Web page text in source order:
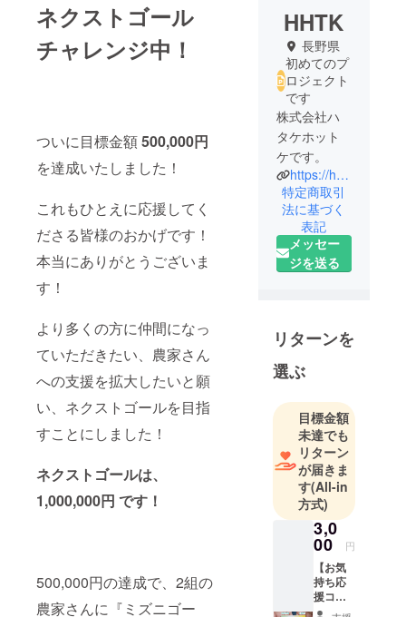
ネクストゴール
チャレンジ中！
ついに目標金額500,000円
を達成いたしました！
これもひとえに応援してく
ださる皆様のおかげです！
本当にありがとうございま
す！
より多くの方に仲間になっ
ていただきたい、農家さん
への支援を拡大したいと願
い、ネクストゴールを目指
すことにしました！
ネクストゴールは、
1,000,000円 です！
500,000円の達成で、2組の
農家さんに『ミズニゴー
HHTK
長野県
初めてのプ
ロジェクト
です
株式会社ハ
タケホット
ケです。
https://hhtk.jp/
特定商取引
法に基づく
表記
メッセー
ジを送る
リターンを
選ぶ
目標金額
未達でも
リターン
が届きま
す(All-in
方式)
3,0
00 円
【お気
持ち応
援コー
ス】